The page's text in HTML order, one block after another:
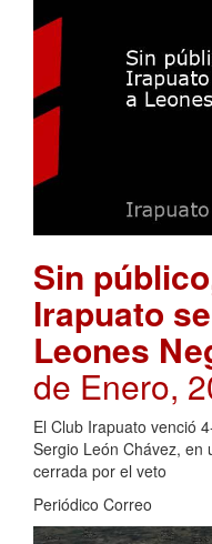
Sin
Irapuato
Leones
de Enero,
El Club Irapuato venció
Sergio León Chávez, en
cerrada por el veto
Periódico Correo